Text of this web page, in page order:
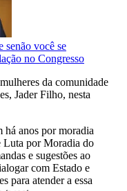
senão você se
no Congresso
da comunidade
Jader Filho, nesta
há anos por moradia
Luta por Moradia do
e sugestões ao
com Estado e
para atender a essa